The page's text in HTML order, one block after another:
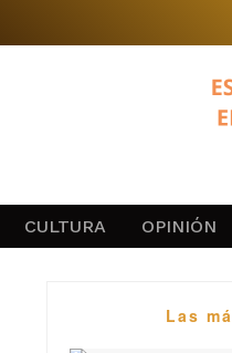
CULTURA OPINIÓN
Las